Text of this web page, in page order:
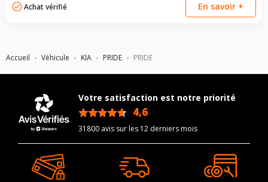
Accueil Véhicule KIA PRIDE PRIDE
Achat vérifié En savoir +
Votre satisfaction est notre priorité
4,6
31800 avis sur les 12 derniers mois